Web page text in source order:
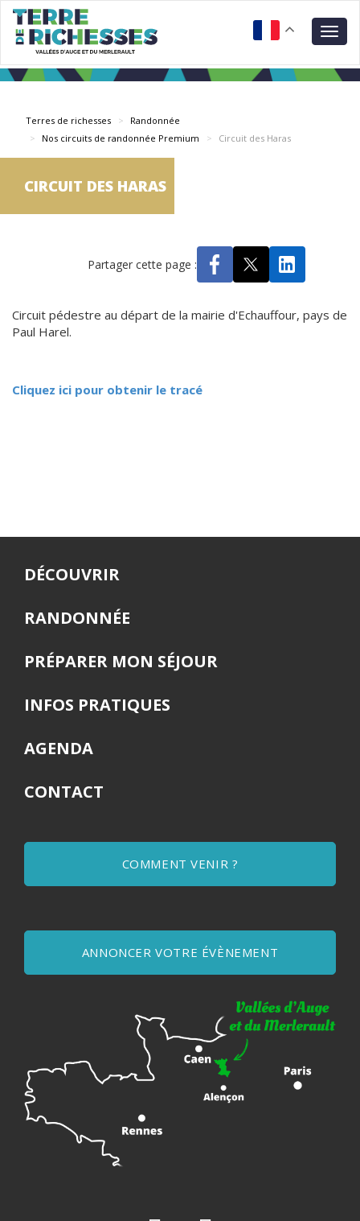
Aller
contenu
principal
Terres de richesses
Randonnée
Nos circuits de randonnée Premium
Circuit des Haras
CIRCUIT DES HARAS
Partager cette page :
Circuit pédestre au départ de la mairie d'Echauffour, pays de
Paul Harel.
Cliquez ici pour obtenir le tracé
DÉCOUVRIR
RANDONNÉE
PRÉPARER MON SÉJOUR
INFOS PRATIQUES
AGENDA
CONTACT
COMMENT VENIR ?
ANNONCER VOTRE ÉVÈNEMENT
Panneau de gestion des cookies